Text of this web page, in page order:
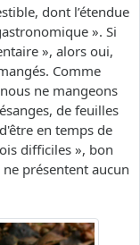
dont l’étendue
». Si
», alors oui,
Comme
ne mangeons
de feuilles
en temps de
difficiles », bon
présentent aucun